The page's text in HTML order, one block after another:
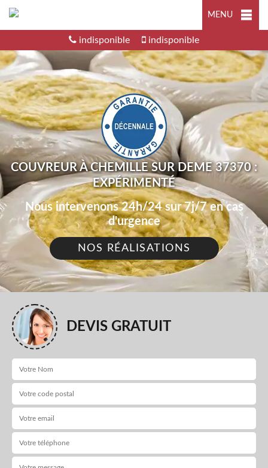
MENU
indisponible indisponible
COUVREUR À CHEMILLE SUR DEME 37370 :
EXPÉRIMENTÉ
Nous intervenons 24h/24 sur 7j/7 en cas
d'urgence
NOS RÉALISATIONS
DEVIS GRATUIT